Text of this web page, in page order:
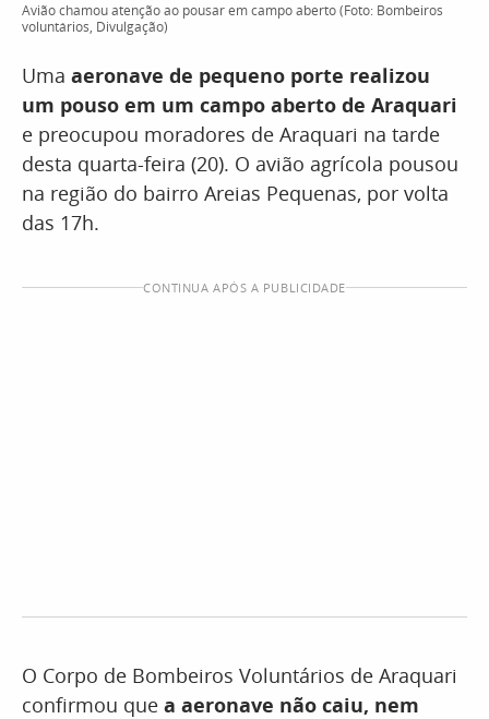
Avião chamou atenção ao pousar em campo aberto (Foto: Bombeiros
voluntários, Divulgação)
Uma aeronave de pequeno porte realizou
um pouso em um campo aberto de Araquari
e preocupou moradores de Araquari na tarde
desta quarta-feira (20). O avião agrícola pousou
na região do bairro Areias Pequenas, por volta
das 17h.
CONTINUA APÓS A PUBLICIDADE
O Corpo de Bombeiros Voluntários de Araquari
confirmou que a aeronave não caiu, nem